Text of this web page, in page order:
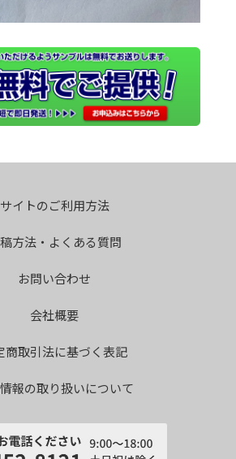
サイトのご利用方法
方法・よくある質問
お問い合わせ
会社概要
商取引法に基づく表記
報の取り扱いについて